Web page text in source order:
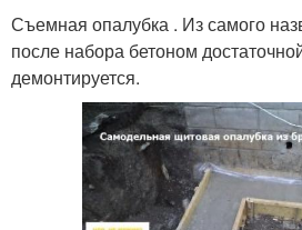
Съемная опалубка . Из самого
после набора бетоном
демонтируется.